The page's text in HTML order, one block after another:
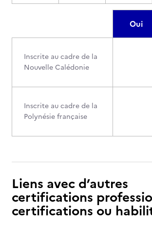
Oui
Inscrite au cadre de la
Nouvelle Calédonie
Inscrite au cadre de la
Polynésie française
Liens avec d’autres
certifications
certifications ou